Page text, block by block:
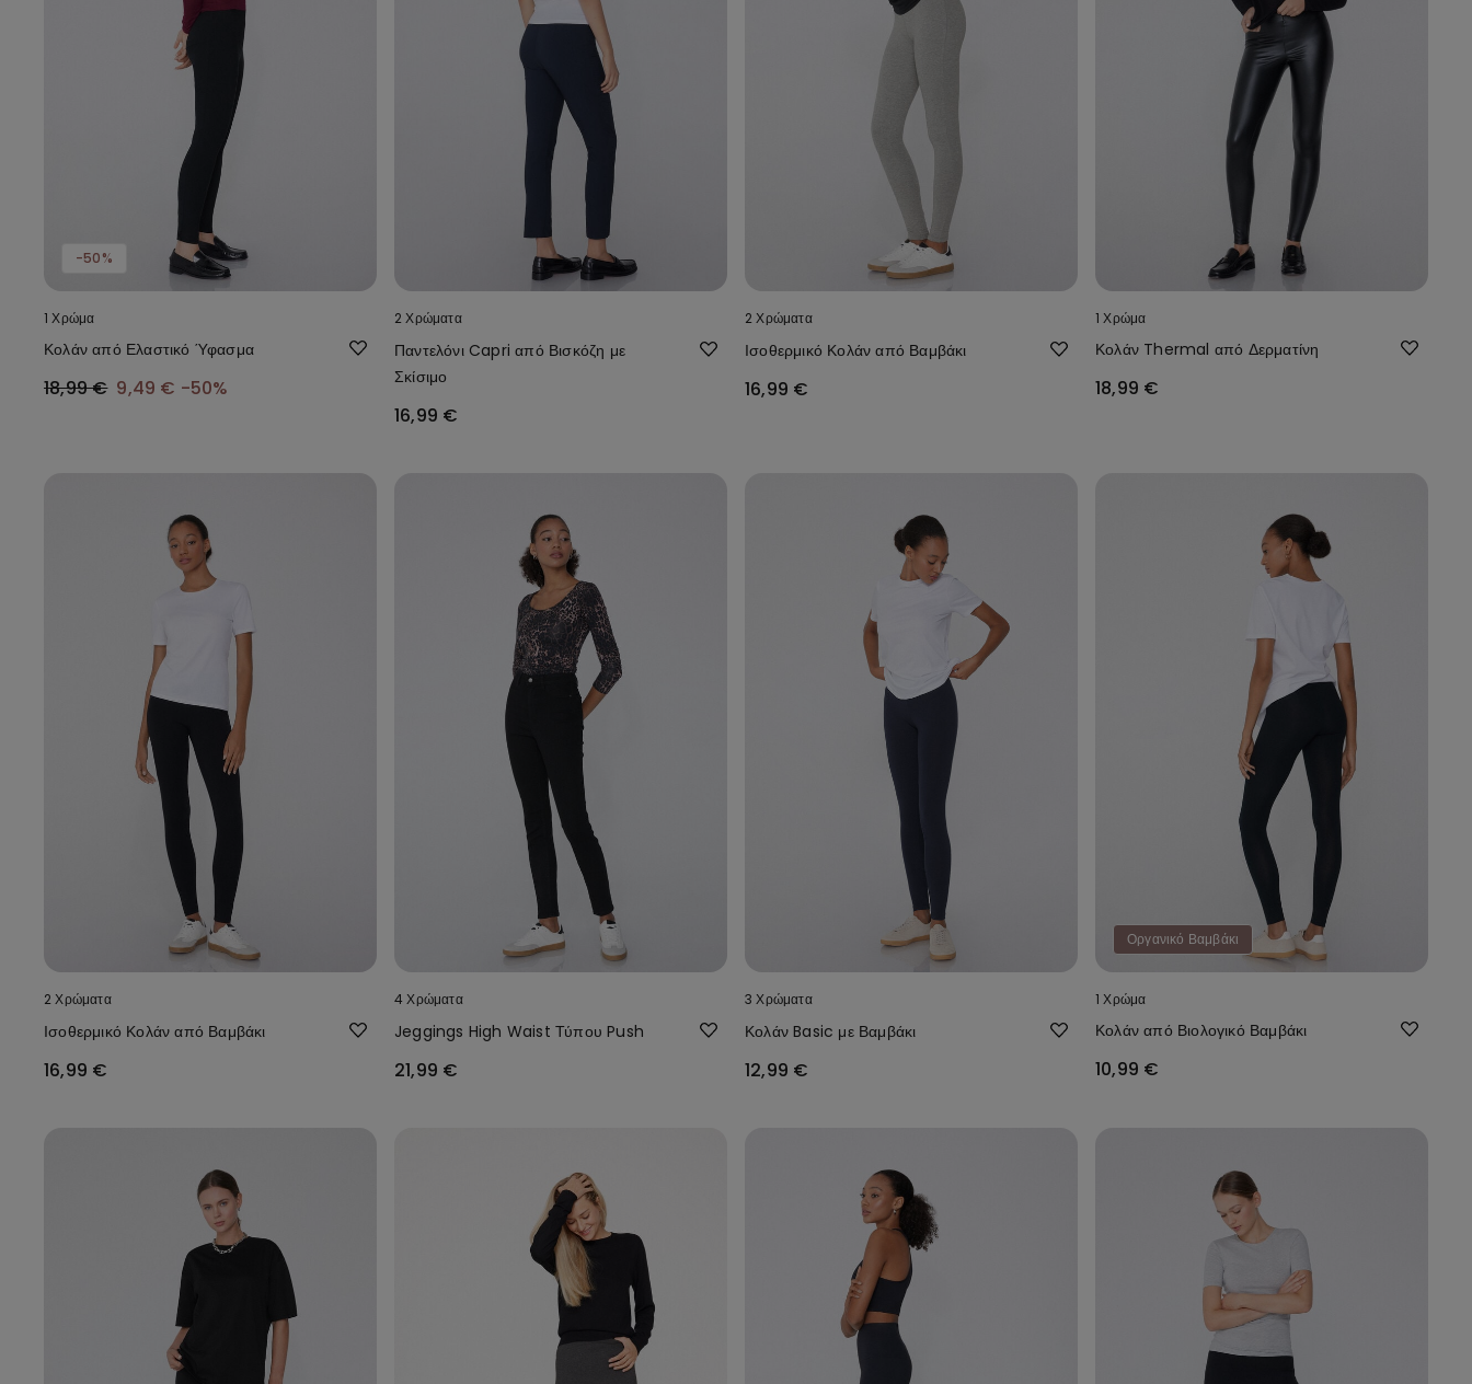
-50%
1 Χρώμα
Κολάν από Ελαστικό Ύφασμα
18,99 € 9,49 € -50%
2 Χρώματα
Παντελόνι Capri από Βισκόζη με
Σκίσιμο
16,99 €
2 Χρώματα
Ισοθερμικό Κολάν από Βαμβάκι
16,99 €
1 Χρώμα
Κολάν Thermal από Δερματίνη
18,99 €
2 Χρώματα
Ισοθερμικό Κολάν από Βαμβάκι
16,99 €
4 Χρώματα
Jeggings High Waist Τύπου Push
21,99 €
3 Χρώματα
Κολάν Basic με Βαμβάκι
12,99 €
Οργανικό Βαμβάκι
1 Χρώμα
Κολάν από Βιολογικό Βαμβάκι
10,99 €